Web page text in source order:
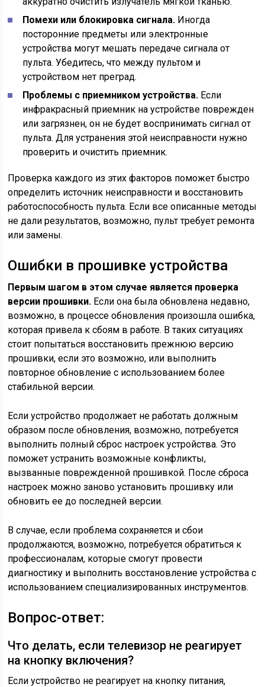
Помехи или блокировка сигнала. Иногда
посторонние предметы или электронные
устройства могут мешать передаче сигнала от
пульта. Убедитесь, что между пультом и
устройством нет преград.
Проблемы с приемником устройства. Если
инфракрасный приемник на устройстве поврежден
или загрязнен, он не будет воспринимать сигнал от
пульта. Для устранения этой неисправности нужно
проверить и очистить приемник.
Проверка каждого из этих факторов поможет быстро
определить источник неисправности и восстановить
работоспособность пульта. Если все описанные методы
не дали результатов, возможно, пульт требует ремонта
или замены.
Ошибки в прошивке устройства
Первым шагом в этом случае является проверка
версии прошивки. Если она была обновлена недавно,
возможно, в процессе обновления произошла ошибка,
которая привела к сбоям в работе. В таких ситуациях
стоит попытаться восстановить прежнюю версию
прошивки, если это возможно, или выполнить
повторное обновление с использованием более
стабильной версии.
Если устройство продолжает не работать должным
образом после обновления, возможно, потребуется
выполнить полный сброс настроек устройства. Это
поможет устранить возможные конфликты,
вызванные поврежденной прошивкой. После сброса
настроек можно заново установить прошивку или
обновить ее до последней версии.
В случае, если проблема сохраняется и сбои
продолжаются, возможно, потребуется обратиться к
профессионалам, которые смогут провести
диагностику и выполнить восстановление устройства с
использованием специализированных инструментов.
Вопрос-ответ:
Что делать, если телевизор не реагирует
на кнопку включения?
Если устройство не реагирует на кнопку питания,